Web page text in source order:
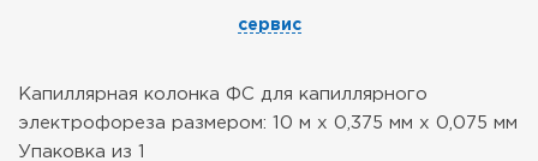
сервис
Капиллярная колонка ФС для капиллярного
электрофореза размером: 10 м х 0,375 мм х 0,075 мм
Упаковка из 1